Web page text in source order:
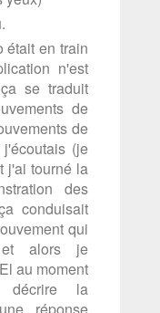
était en train
n'est
se traduit
de
de
(je
j'ai tourné la
des
conduisait
qui
et alors je
au moment
la